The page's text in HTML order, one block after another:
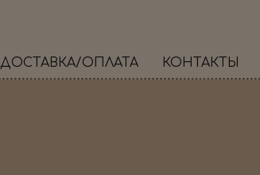
ДОСТАВКА/ОПЛАТА КОНТАКТЫ